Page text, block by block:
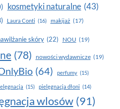
kosmetyki naturalne (43)
Laura Conti (16) makijaż (17)
skóry (22) NOU (19)
(78) nowości wydawnicze (19)
(64) perfumy (15)
(15) pielęgnacja dłoni (14)
wlosów (91)